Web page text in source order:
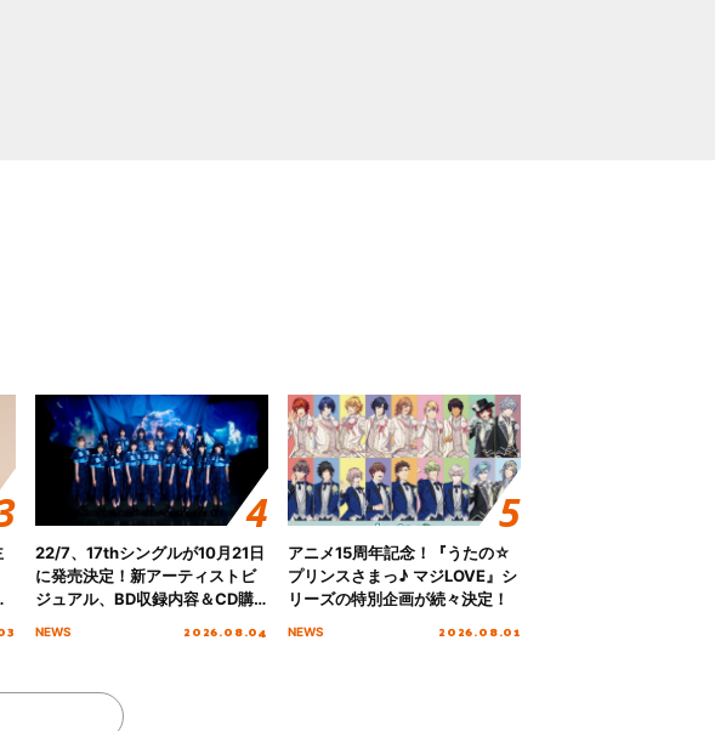
22/7、17thシングルが10月21日
に発売決定！新アーティストビ
ジュアル、BD収録内容＆CD購
NEWS 2026.08.04
アニメ15周年記念！『うたの☆
プリンスさまっ♪ マジLOVE』シ
リーズの特別企画が続々決定！
NEWS 2026.08.01